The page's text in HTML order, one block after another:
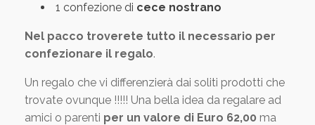
1 confezione di cece nostrano
Nel pacco troverete tutto il necessario per
confezionare il regalo.
Un regalo che vi differenzierà dai soliti prodotti che
trovate ovunque !!!!! Una bella idea da regalare ad
amici o parenti per un valore di Euro 62,00 ma